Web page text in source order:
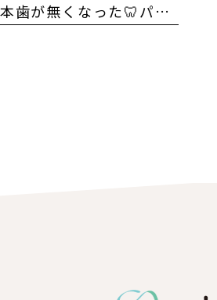
1本歯が無くなった🦷パート2